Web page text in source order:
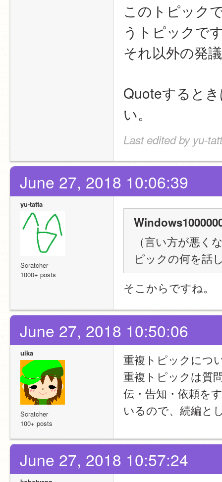
このトピック
うトピックで
それ以外の発
Quoteすると
い。
Last edited by yu-
June 27, 2018 10:06:39
yu-tatta
Scratcher
1000+ posts
（言い方が悪
ピックの何を話
そこからですね。
June 27, 2018 10:50:06
uika
Scratcher
100+ posts
重複トピックにつ
重複トピックは質
伝・告知・依頼を
いるので、続編と
June 27, 2018 10:57:24